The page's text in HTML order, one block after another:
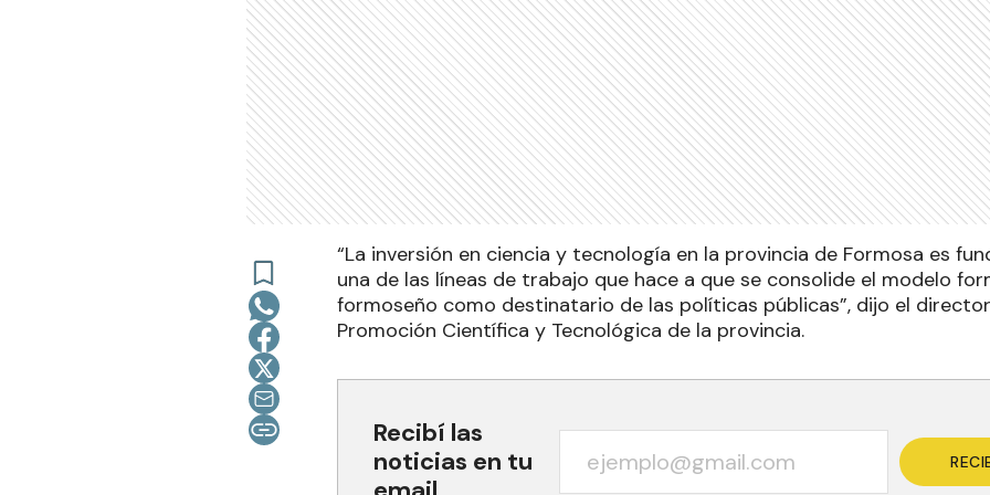
“La inversión en ciencia y tecnología en la provincia de Formosa es
una de las líneas de trabajo que hace a que se consolide el modelo
formoseño como destinatario de las políticas públicas”, dijo el
Promoción Científica y Tecnológica de la provincia.
Recibí las
noticias en tu